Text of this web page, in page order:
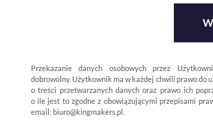
Przekazanie danych osobowych przez
dobrowolny. Użytkownik ma w każdej chwili prawo do
o treści przetwarzanych danych oraz prawo ich
o ile jest to zgodne z obowiązującymi przepisami
email: biuro@kingmakers.pl